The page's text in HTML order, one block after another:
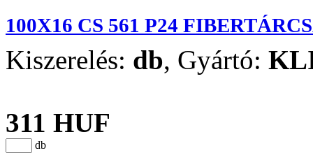
100X16 CS 561 P24
Kiszerelés: db, Gyártó:
311 HUF
db